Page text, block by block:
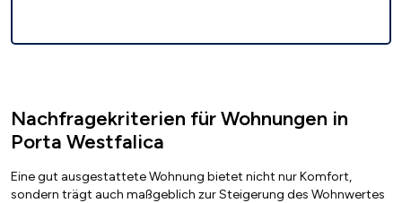
Nachfragekriterien für Wohnungen in
Porta Westfalica
Eine gut ausgestattete Wohnung bietet nicht nur Komfort,
sondern trägt auch maßgeblich zur Steigerung des Wohnwertes